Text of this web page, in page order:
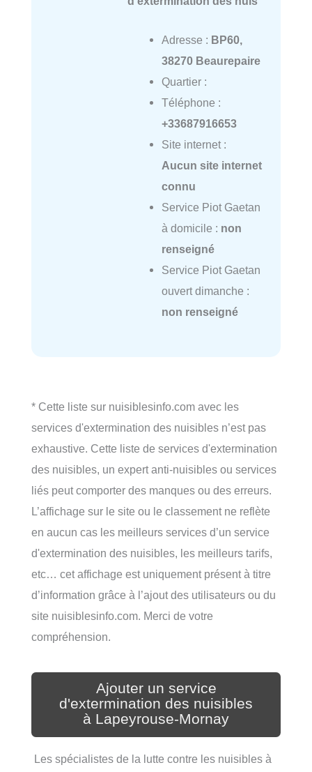
Adresse : BP60,
38270 Beaurepaire
Quartier :
Téléphone :
+33687916653
Site internet :
Aucun site internet
connu
Service Piot Gaetan
à domicile : non
renseigné
Service Piot Gaetan
ouvert dimanche :
non renseigné
* Cette liste sur nuisiblesinfo.com avec les
services d'extermination des nuisibles n’est pas
exhaustive. Cette liste de services d'extermination
des nuisibles, un expert anti-nuisibles ou services
liés peut comporter des manques ou des erreurs.
L’affichage sur le site ou le classement ne reflète
en aucun cas les meilleurs services d’un service
d'extermination des nuisibles, les meilleurs tarifs,
etc… cet affichage est uniquement présent à titre
d’information grâce à l’ajout des utilisateurs ou du
site nuisiblesinfo.com. Merci de votre
compréhension.
Ajouter un service
d'extermination des nuisibles
à Lapeyrouse-Mornay
Les spécialistes de la lutte contre les nuisibles à